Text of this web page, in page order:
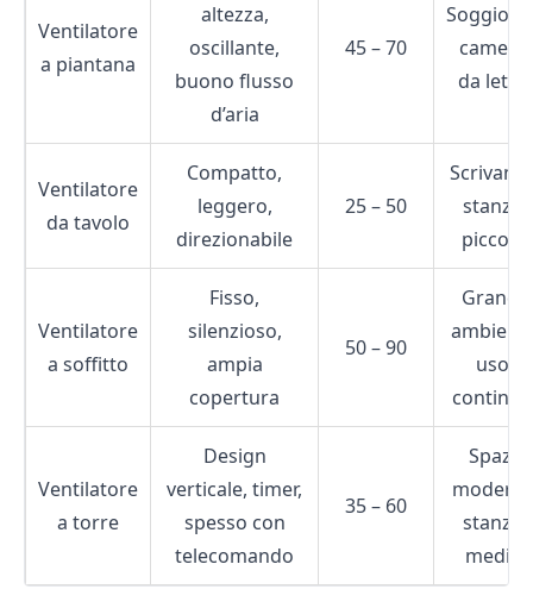
Ventilatore
a piantana
altezza,
oscillante,
buono flusso
d’aria
45 – 70
camere
da letto
Ventilatore
da tavolo
Compatto,
leggero,
direzionabile
25 – 50
stanze
piccole
Ventilatore
a soffitto
Fisso,
silenzioso,
ampia
copertura
50 – 90
Grandi
uso
continuo
Ventilatore
a torre
Design
verticale, timer,
spesso con
telecomando
35 – 60
Spazi
moderni,
stanze
medie